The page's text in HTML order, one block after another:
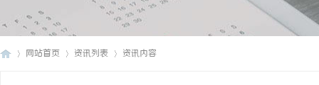
网站首页 资讯列表 资讯内容